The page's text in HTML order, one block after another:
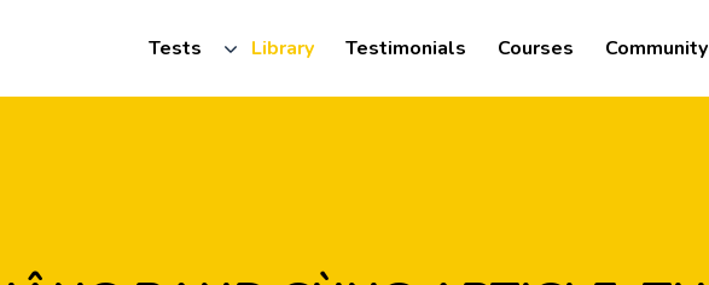
Tests Library Testimonials Courses Community